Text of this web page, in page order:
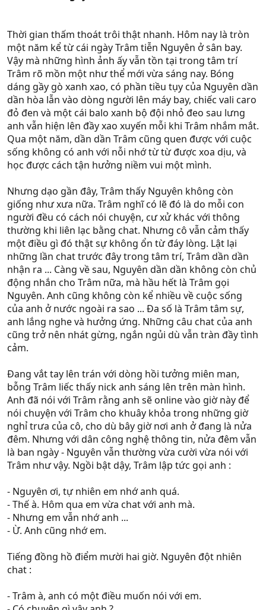
Thời gian thấm thoát trôi thật nhanh. Hôm nay là tròn
một năm kể từ cái ngày Trâm tiễn Nguyên ở sân bay.
Vậy mà những hình ảnh ấy vẫn tồn tại trong tâm trí
Trâm rõ mồn một như thể mới vừa sáng nay. Bóng
dáng gầy gò xanh xao, có phần tiều tụy của Nguyên dần
dần hòa lẫn vào dòng người lên máy bay, chiếc vali caro
đỏ đen và một cái balo xanh bộ đội nhỏ đeo sau lưng
anh vẫn hiện lên đầy xao xuyến mỗi khi Trâm nhắm mắt.
Qua một năm, dần dần Trâm cũng quen được với cuộc
sống không có anh với nỗi nhớ từ từ được xoa dịu, và
học được cách tận hưởng niềm vui một mình.
Nhưng dạo gần đây, Trâm thấy Nguyên không còn
giống như xưa nữa. Trâm nghĩ có lẽ đó là do mỗi con
người đều có cách nói chuyện, cư xử khác với thông
thường khi liên lạc bằng chat. Nhưng cô vẫn cảm thấy
một điều gì đó thật sự không ổn từ đáy lòng. Lật lại
những lần chat trước đây trong tâm trí, Trâm dần dần
nhận ra ... Càng về sau, Nguyên dần dần không còn chủ
động nhắn cho Trâm nữa, mà hầu hết là Trâm gọi
Nguyên. Anh cũng không còn kể nhiều về cuộc sống
của anh ở nước ngoài ra sao ... Đa số là Trâm tâm sự,
anh lắng nghe và hưởng ứng. Những câu chat của anh
cũng trở nên nhát gừng, ngắn ngủi dù vẫn tràn đầy tình
cảm.
Đang vắt tay lên trán với dòng hồi tưởng miên man,
bỗng Trâm liếc thấy nick anh sáng lên trên màn hình.
Anh đã nói với Trâm rằng anh sẽ online vào giờ này để
nói chuyện với Trâm cho khuây khỏa trong những giờ
nghỉ trưa của cô, cho dù bây giờ nơi anh ở đang là nửa
đêm. Nhưng với dân công nghệ thông tin, nửa đêm vẫn
là ban ngày - Nguyên vẫn thường vừa cười vừa nói với
Trâm như vậy. Ngồi bật dậy, Trâm lập tức gọi anh :
- Nguyên ơi, tự nhiên em nhớ anh quá.
- Thế à. Hôm qua em vừa chat với anh mà.
- Nhưng em vẫn nhớ anh ...
- Ừ. Anh cũng nhớ em.
Tiếng đồng hồ điểm mười hai giờ. Nguyên đột nhiên
chat :
- Trâm à, anh có một điều muốn nói với em.